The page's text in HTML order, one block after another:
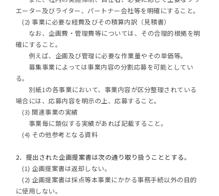
エーター及びライター、パートナー会社等を明確にすること。
(2) 事業に必要な経費及びその積算内訳（見積書）
なお、企画費・管理費等については、その合理的根拠を明
確にすること。
例えば、企画及び管理に必要な作業量やその単価等。
募集事業によっては事業内容の分割応募を可能としてい
る。
別紙1の各事業において、事業内容が区分整理されている
場合には、応募内容を明示の上、応募すること。
(3) 関連事業の実績
事業毎に類似する実績があれば記載すること。
(4) その他参考となる資料
2．提出された企画提案書は次の通り取り扱うこととする。
(1) 企画提案書は返却しない。
(2) 企画提案書は採点等本事業にかかる事務手続以外の目的
に使用しない。